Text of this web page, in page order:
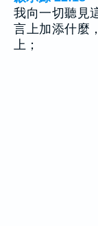
我向一切聽見
言上加添什麼
上；